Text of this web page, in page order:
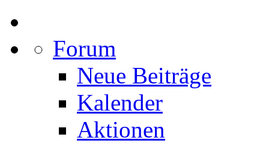
Forum
Neue Beiträge
Kalender
Aktionen